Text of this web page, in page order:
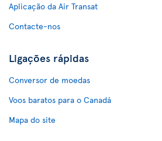
Aplicação da Air Transat
Contacte-nos
Ligações rápidas
Conversor de moedas
Voos baratos para o Canadá
Mapa do site